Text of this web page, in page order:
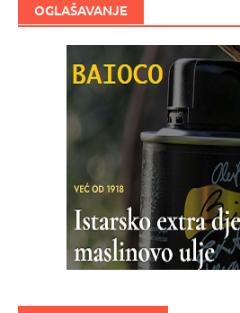
OGLAŠAVANJE